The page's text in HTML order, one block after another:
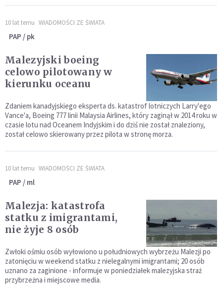
10 lat temu WIADOMOŚCI ZE ŚWIATA
PAP / pk
Malezyjski boeing
celowo pilotowany w
kierunku oceanu
Zdaniem kanadyjskiego eksperta ds. katastrof lotniczych Larry'ego
Vance'a, Boeing 777 linii Malaysia Airlines, który zaginął w 2014 roku w
czasie lotu nad Oceanem Indyjskim i do dziś nie został znaleziony,
został celowo skierowany przez pilota w stronę morza.
10 lat temu WIADOMOŚCI ZE ŚWIATA
PAP / ml
Malezja: katastrofa
statku z imigrantami,
nie żyje 8 osób
Zwłoki ośmiu osób wyłowiono u południowych wybrzeżu Malezji po
zatonięciu w weekend statku z nielegalnymi imigrantami; 20 osób
uznano za zaginione - informuje w poniedziałek malezyjska straż
przybrzeżna i miejscowe media.